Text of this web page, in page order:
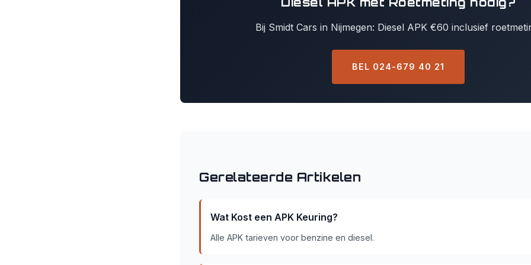
Bij Smidt Cars in Nijmegen: Diesel APK €60 inclusief
BEL 024-679 40 21
Gerelateerde Artikelen
Wat Kost een APK Keuring?
Alle APK tarieven voor benzine en diesel.